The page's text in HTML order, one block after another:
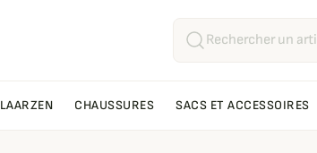
LAARZEN CHAUSSURES SACS ET ACCESSOIRES